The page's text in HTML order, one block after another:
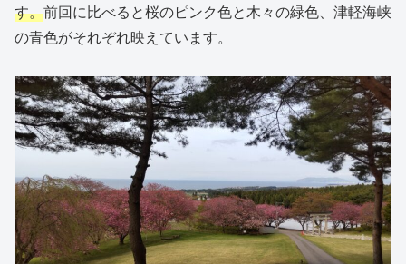
す。前回に比べると桜のピンク色と木々の緑色、津軽海峡
の青色がそれぞれ映えています。